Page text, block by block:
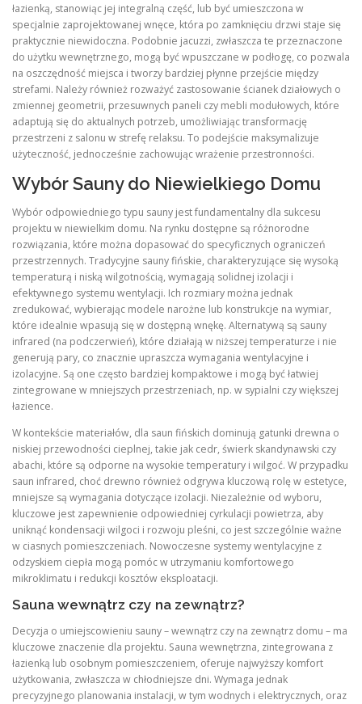
łazienką, stanowiąc jej integralną część, lub być umieszczona w
specjalnie zaprojektowanej wnęce, która po zamknięciu drzwi staje się
praktycznie niewidoczna. Podobnie jacuzzi, zwłaszcza te przeznaczone
do użytku wewnętrznego, mogą być wpuszczane w podłogę, co pozwala
na oszczędność miejsca i tworzy bardziej płynne przejście między
strefami. Należy również rozważyć zastosowanie ścianek działowych o
zmiennej geometrii, przesuwnych paneli czy mebli modułowych, które
adaptują się do aktualnych potrzeb, umożliwiając transformację
przestrzeni z salonu w strefę relaksu. To podejście maksymalizuje
użyteczność, jednocześnie zachowując wrażenie przestronności.
Wybór Sauny do Niewielkiego Domu
Wybór odpowiedniego typu sauny jest fundamentalny dla sukcesu
projektu w niewielkim domu. Na rynku dostępne są różnorodne
rozwiązania, które można dopasować do specyficznych ograniczeń
przestrzennych. Tradycyjne sauny fińskie, charakteryzujące się wysoką
temperaturą i niską wilgotnością, wymagają solidnej izolacji i
efektywnego systemu wentylacji. Ich rozmiary można jednak
zredukować, wybierając modele narożne lub konstrukcje na wymiar,
które idealnie wpasują się w dostępną wnękę. Alternatywą są sauny
infrared (na podczerwień), które działają w niższej temperaturze i nie
generują pary, co znacznie upraszcza wymagania wentylacyjne i
izolacyjne. Są one często bardziej kompaktowe i mogą być łatwiej
zintegrowane w mniejszych przestrzeniach, np. w sypialni czy większej
łazience.
W kontekście materiałów, dla saun fińskich dominują gatunki drewna o
niskiej przewodności cieplnej, takie jak cedr, świerk skandynawski czy
abachi, które są odporne na wysokie temperatury i wilgoć. W przypadku
saun infrared, choć drewno również odgrywa kluczową rolę w estetyce,
mniejsze są wymagania dotyczące izolacji. Niezależnie od wyboru,
kluczowe jest zapewnienie odpowiedniej cyrkulacji powietrza, aby
uniknąć kondensacji wilgoci i rozwoju pleśni, co jest szczególnie ważne
w ciasnych pomieszczeniach. Nowoczesne systemy wentylacyjne z
odzyskiem ciepła mogą pomóc w utrzymaniu komfortowego
mikroklimatu i redukcji kosztów eksploatacji.
Sauna wewnątrz czy na zewnątrz?
Decyzja o umiejscowieniu sauny – wewnątrz czy na zewnątrz domu – ma
kluczowe znaczenie dla projektu. Sauna wewnętrzna, zintegrowana z
łazienką lub osobnym pomieszczeniem, oferuje najwyższy komfort
użytkowania, zwłaszcza w chłodniejsze dni. Wymaga jednak
precyzyjnego planowania instalacji, w tym wodnych i elektrycznych, oraz